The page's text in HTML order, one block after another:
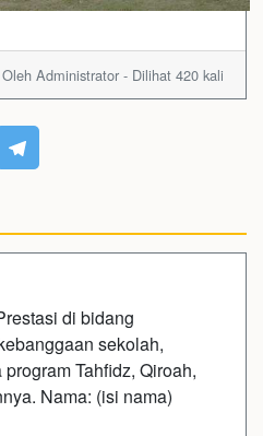
Administrator - Dilihat 420 kali
di bidang
sekolah,
Tahfidz, Qiroah,
Nama: (isi nama)